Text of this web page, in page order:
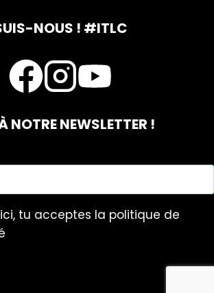
NOUS ! #ITLC
NEWSLETTER !
tu acceptes la politique de